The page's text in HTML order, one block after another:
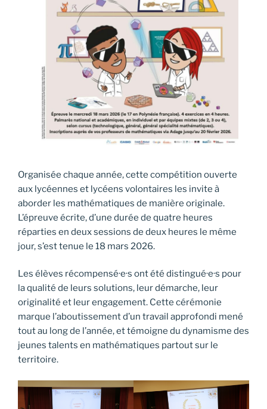
Organisée chaque année, cette compétition ouverte
aux lycéennes et lycéens volontaires les invite à
aborder les mathématiques de manière originale.
L’épreuve écrite, d’une durée de quatre heures
réparties en deux sessions de deux heures le même
jour, s’est tenue le 18 mars 2026.
Les élèves récompensé·e·s ont été distingué·e·s pour
la qualité de leurs solutions, leur démarche, leur
originalité et leur engagement. Cette cérémonie
marque l’aboutissement d’un travail approfondi mené
tout au long de l’année, et témoigne du dynamisme des
jeunes talents en mathématiques partout sur le
territoire.